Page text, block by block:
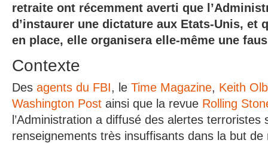
retraite ont récemment averti que
d’instaurer une dictature aux Etats-Unis, et
en place, elle organisera elle-même une
Contexte
Des agents du FBI, le Time Magazine, Keith
Washington Post ainsi que la revue Rolling
l’Administration a diffusé des alertes terroristes
renseignements très insuffisants dans la but de